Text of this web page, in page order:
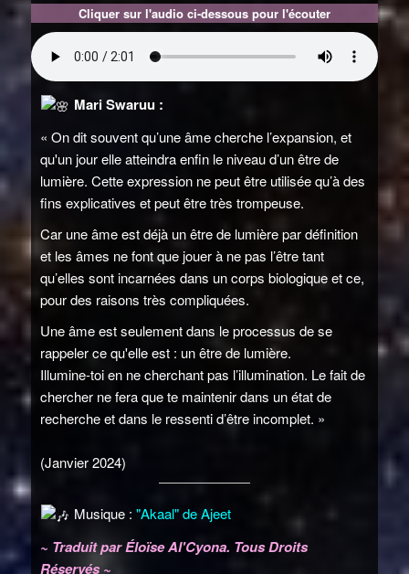
Cliquer sur l'audio ci-dessous pour l'écouter
Mari Swaruu :
« On dit souvent qu’une âme cherche l’expansion, et
qu'un jour elle atteindra enfin le niveau d’un être de
lumière. Cette expression ne peut être utilisée qu’à des
fins explicatives et peut être très trompeuse.
Car une âme est déjà un être de lumière par définition
et les âmes ne font que jouer à ne pas l’être tant
qu’elles sont incarnées dans un corps biologique et ce,
pour des raisons très compliquées.
Une âme est seulement dans le processus de se
rappeler ce qu'elle est : un être de lumière.
Illumine-toi en ne cherchant pas l’illumination. Le fait de
chercher ne fera que te maintenir dans un état de
recherche et dans le ressenti d’être incomplet. »
(Janvier 2024)
Musique :"Akaal" de Ajeet
~ Traduit par Éloïse Al'Cyona. Tous Droits
Réservés ~